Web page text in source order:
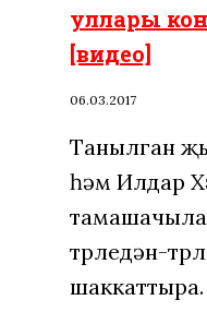
уллары
[видео]
06.03.2017
Танылган
һәм Илдар
төрледән-